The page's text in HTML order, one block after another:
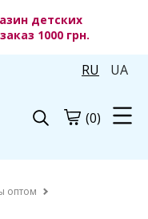
детских
1000 грн.
RU UA
(0)
оптом